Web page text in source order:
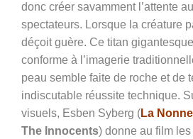
donc créer savamment l’attente
spectateurs. Lorsque la créature
déçoit guère. Ce titan
conforme à l’imagerie
peau semble faite de roche et de
indiscutable réussite technique.
visuels, Esben Syberg (La Nonne
The Innocents) donne au film